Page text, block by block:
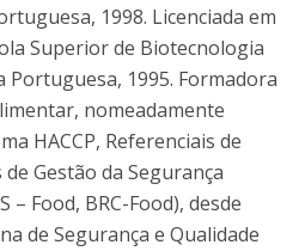
1998. Licenciada em
Superior de Biotecnologia
Portuguesa, 1995. Formadora
nomeadamente
HACCP, Referenciais de
Gestão da Segurança
– Food, BRC-Food), desde
de Segurança e Qualidade